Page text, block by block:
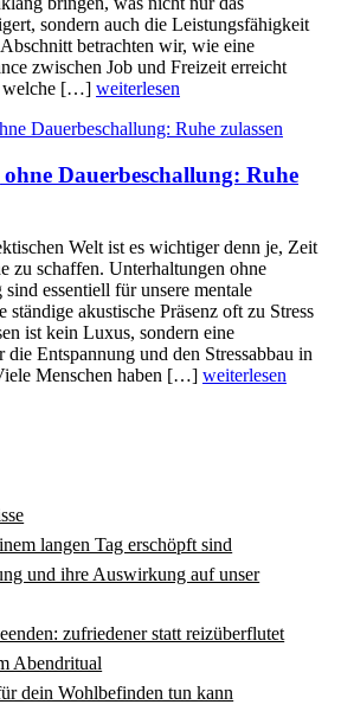
sondern auch die Leistungsfähigkeit
betrachten wir, wie eine
zwischen Job und Freizeit erreicht
welche […] weiterlesen
Dauerbeschallung: Ruhe
Welt ist es wichtiger denn je, Zeit
zu schaffen. Unterhaltungen ohne
essentiell für unsere mentale
ständige akustische Präsenz oft zu Stress
ist kein Luxus, sondern eine
Entspannung und den Stressabbau in
Menschen haben […] weiterlesen
langen Tag erschöpft sind
und ihre Auswirkung auf unser
zufriedener statt reizüberflutet
Abendritual
dein Wohlbefinden tun kann